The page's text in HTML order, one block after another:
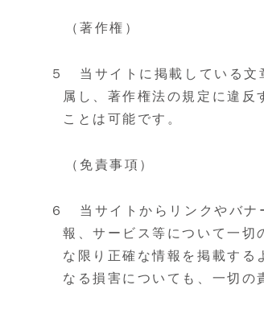
（著作権）
５ 当サイトに掲載している文
属し、著作権法の規定に違反
ことは可能です。
（免責事項）
６ 当サイトからリンクやバナ
報、サービス等について一切
な限り正確な情報を掲載する
なる損害についても、一切の